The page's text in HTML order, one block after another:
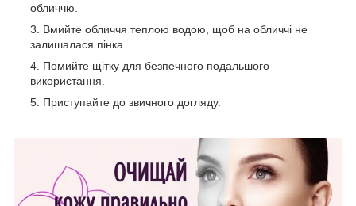
обличчю.
Вмийте обличчя теплою водою, щоб на обличчі не
залишалася пінка.
Помийте щітку для безпечного подальшого
використання.
Приступайте до звичного догляду.